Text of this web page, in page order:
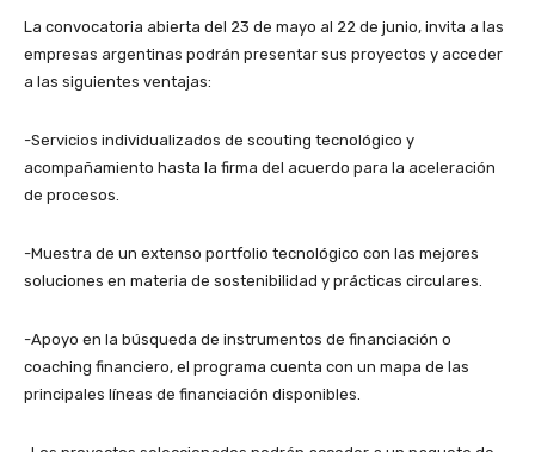
La convocatoria abierta del 23 de mayo al 22 de junio, invita a las
empresas argentinas podrán presentar sus proyectos y acceder
a las siguientes ventajas:
-Servicios individualizados de scouting tecnológico y
acompañamiento hasta la firma del acuerdo para la aceleración
de procesos.
-Muestra de un extenso portfolio tecnológico con las mejores
soluciones en materia de sostenibilidad y prácticas circulares.
-Apoyo en la búsqueda de instrumentos de financiación o
coaching financiero, el programa cuenta con un mapa de las
principales líneas de financiación disponibles.